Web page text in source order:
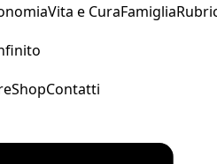
Vita e CuraFamiglia
ShopContatti